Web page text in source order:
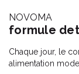
NOVOMA
formule
Chaque jour, le
alimentation